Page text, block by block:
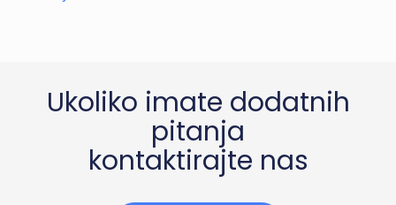
Ukoliko imate dodatnih
pitanja
kontaktirajte nas